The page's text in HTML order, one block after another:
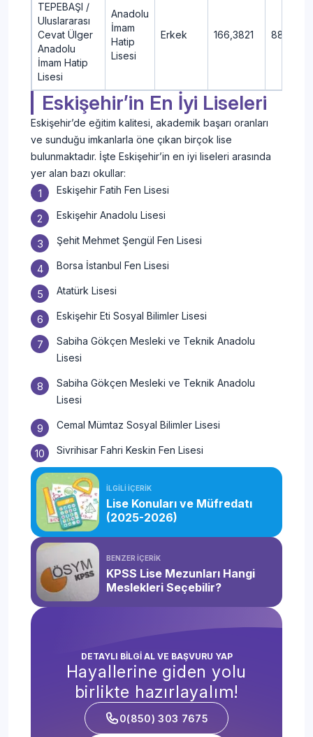
TEPEBAŞI /
Uluslararası
Cevat Ülger
Anadolu
İmam Hatip
Lisesi
Anadolu
İmam
Hatip
Lisesi
Erkek 166,3821 88,01
Eskişehir’in En İyi Liseleri
Eskişehir’de eğitim kalitesi, akademik başarı oranları
ve sunduğu imkanlarla öne çıkan birçok lise
bulunmaktadır. İşte Eskişehir’in en iyi liseleri arasında
yer alan bazı okullar:
Eskişehir Fatih Fen Lisesi
Eskişehir Anadolu Lisesi
Şehit Mehmet Şengül Fen Lisesi
Borsa İstanbul Fen Lisesi
Atatürk Lisesi
Eskişehir Eti Sosyal Bilimler Lisesi
Sabiha Gökçen Mesleki ve Teknik Anadolu
Lisesi
Sabiha Gökçen Mesleki ve Teknik Anadolu
Lisesi
Cemal Mümtaz Sosyal Bilimler Lisesi
Sivrihisar Fahri Keskin Fen Lisesi
İLGİLİ İÇERİK
Lise Konuları ve Müfredatı
(2025-2026)
BENZER İÇERİK
KPSS Lise Mezunları Hangi
Meslekleri Seçebilir?
DETAYLI BİLGİ AL VE BAŞVURU YAP
Hayallerine giden yolu
birlikte hazırlayalım!
0(850) 303 7675